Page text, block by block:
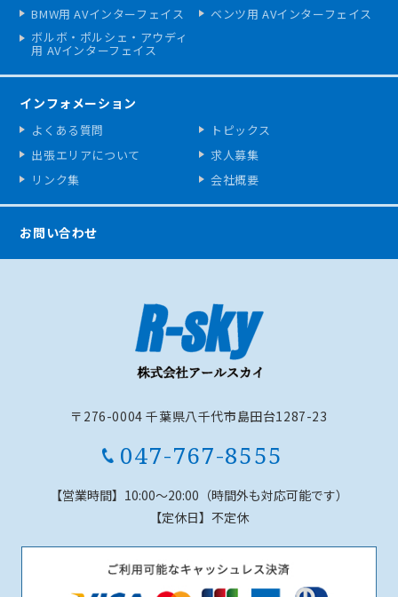
BMW用 AVインターフェイス
ベンツ用 AVインターフェイス
ボルボ・ポルシェ・アウディ
用 AVインターフェイス
インフォメーション
よくある質問
トピックス
出張エリアについて
求人募集
リンク集
会社概要
お問い合わせ
〒276-0004 千葉県八千代市島田台1287-23
047-767-8555
【営業時間】 10:00～20:00（時間外も対応可能です）
【定休日】不定休